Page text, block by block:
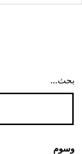
بحث…
وسوم